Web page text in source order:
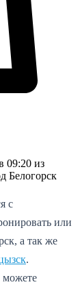
09:20 из
Белогорск
с
или
а так же
.